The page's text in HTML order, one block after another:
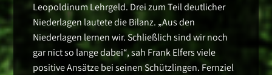
Leopoldinum Lehrgeld. Drei zum Teil deutlicher
Niederlagen lautete die Bilanz. „Aus den
Niederlagen lernen wir. Schließlich sind wir noch
gar nict so lange dabei“, sah Frank Elfers viele
positive Ansätze bei seinen Schützlingen. Fernziel